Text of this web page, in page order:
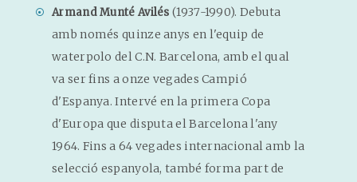
Armand Munté Avilés (1937-1990). Debuta
amb només quinze anys en l'equip de
waterpolo del C.N. Barcelona, amb el qual
va ser fins a onze vegades Campió
d'Espanya. Intervé en la primera Copa
d'Europa que disputa el Barcelona l'any
1964. Fins a 64 vegades internacional amb la
selecció espanyola, també forma part de